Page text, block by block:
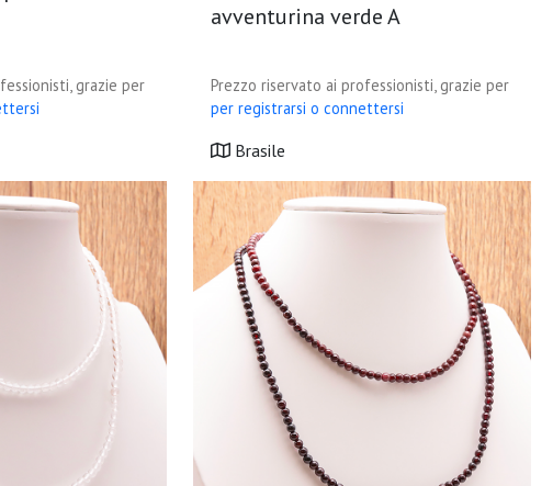
grazie per
avventurina verde A
Prezzo riservato ai professionisti, grazie per
per registrarsi o connettersi
Brasile